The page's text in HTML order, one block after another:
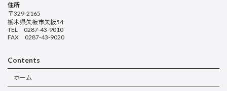
住所
〒329-2165
栃木県矢板市矢板54
TEL 0287-43-9010
FAX 0287-43-9020
Contents
ホーム